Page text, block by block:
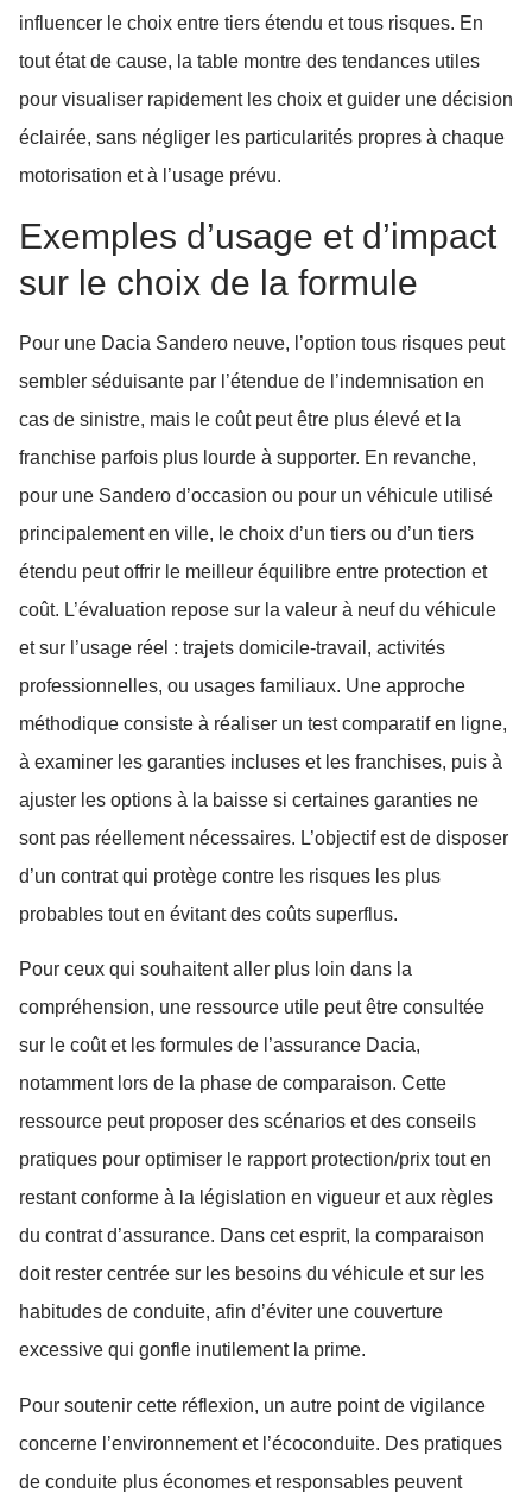
influencer le choix entre tiers étendu et tous risques. En
tout état de cause, la table montre des tendances utiles
pour visualiser rapidement les choix et guider une décision
éclairée, sans négliger les particularités propres à chaque
motorisation et à l’usage prévu.
Exemples d’usage et d’impact
sur le choix de la formule
Pour une Dacia Sandero neuve, l’option tous risques peut
sembler séduisante par l’étendue de l’indemnisation en
cas de sinistre, mais le coût peut être plus élevé et la
franchise parfois plus lourde à supporter. En revanche,
pour une Sandero d’occasion ou pour un véhicule utilisé
principalement en ville, le choix d’un tiers ou d’un tiers
étendu peut offrir le meilleur équilibre entre protection et
coût. L’évaluation repose sur la valeur à neuf du véhicule
et sur l’usage réel : trajets domicile-travail, activités
professionnelles, ou usages familiaux. Une approche
méthodique consiste à réaliser un test comparatif en ligne,
à examiner les garanties incluses et les franchises, puis à
ajuster les options à la baisse si certaines garanties ne
sont pas réellement nécessaires. L’objectif est de disposer
d’un contrat qui protège contre les risques les plus
probables tout en évitant des coûts superflus.
Pour ceux qui souhaitent aller plus loin dans la
compréhension, une ressource utile peut être consultée
sur le coût et les formules de l’assurance Dacia,
notamment lors de la phase de comparaison. Cette
ressource peut proposer des scénarios et des conseils
pratiques pour optimiser le rapport protection/prix tout en
restant conforme à la législation en vigueur et aux règles
du contrat d’assurance. Dans cet esprit, la comparaison
doit rester centrée sur les besoins du véhicule et sur les
habitudes de conduite, afin d’éviter une couverture
excessive qui gonfle inutilement la prime.
Pour soutenir cette réflexion, un autre point de vigilance
concerne l’environnement et l’écoconduite. Des pratiques
de conduite plus économes et responsables peuvent